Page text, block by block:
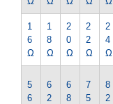
1
6
Ω
1
8
Ω
2
0
Ω
2
2
Ω
2
4
Ω
5
6
6
2
6
8
7
5
8
2